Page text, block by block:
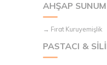
AHŞAP SUNUM
→ Fırat Kuruyemişlik
PASTACI &